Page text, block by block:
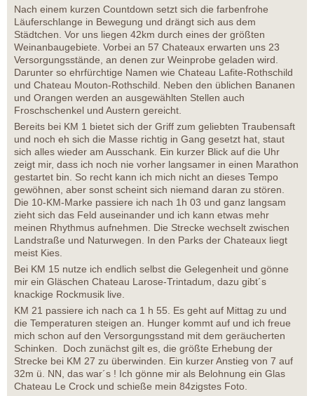
Nach einem kurzen Countdown setzt sich die farbenfrohe
Läuferschlange in Bewegung und drängt sich aus dem
Städtchen. Vor uns liegen 42km durch eines der größten
Weinanbaugebiete. Vorbei an 57 Chateaux erwarten uns 23
Versorgungsstände, an denen zur Weinprobe geladen wird.
Darunter so ehrfürchtige Namen wie Chateau Lafite-Rothschild
und Chateau Mouton-Rothschild. Neben den üblichen Bananen
und Orangen werden an ausgewählten Stellen auch
Froschschenkel und Austern gereicht.
Bereits bei KM 1 bietet sich der Griff zum geliebten Traubensaft
und noch eh sich die Masse richtig in Gang gesetzt hat, staut
sich alles wieder am Ausschank. Ein kurzer Blick auf die Uhr
zeigt mir, dass ich noch nie vorher langsamer in einen Marathon
gestartet bin. So recht kann ich mich nicht an dieses Tempo
gewöhnen, aber sonst scheint sich niemand daran zu stören.
Die 10-KM-Marke passiere ich nach 1h 03 und ganz langsam
zieht sich das Feld auseinander und ich kann etwas mehr
meinen Rhythmus aufnehmen. Die Strecke wechselt zwischen
Landstraße und Naturwegen. In den Parks der Chateaux liegt
meist Kies.
Bei KM 15 nutze ich endlich selbst die Gelegenheit und gönne
mir ein Gläschen Chateau Larose-Trintadum, dazu gibt´s
knackige Rockmusik live.
KM 21 passiere ich nach ca 1 h 55. Es geht auf Mittag zu und
die Temperaturen steigen an. Hunger kommt auf und ich freue
mich schon auf den Versorgungsstand mit dem geräucherten
Schinken. Doch zunächst gilt es, die größte Erhebung der
Strecke bei KM 27 zu überwinden. Ein kurzer Anstieg von 7 auf
32m ü. NN, das war´s ! Ich gönne mir als Belohnung ein Glas
Chateau Le Crock und schieße mein 84zigstes Foto.